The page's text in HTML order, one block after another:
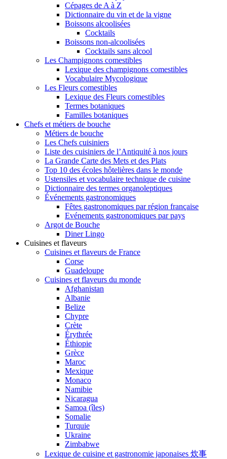
Cépages de A à Z
Dictionnaire du vin et de la vigne
Boissons alcoolisées
Cocktails
Boissons non-alcoolisées
Cocktails sans alcool
Les Champignons comestibles
Lexique des champignons comestibles
Vocabulaire Mycologique
Les Fleurs comestibles
Lexique des Fleurs comestibles
Termes botaniques
Familles botaniques
Chefs et métiers de bouche
Métiers de bouche
Les Chefs cuisiniers
Liste des cuisiniers de l’Antiquité à nos jours
La Grande Carte des Mets et des Plats
Top 10 des écoles hôtelières dans le monde
Ustensiles et vocabulaire technique de cuisine
Dictionnaire des termes organoleptiques
Événements gastronomiques
Fêtes gastronomiques par région française
Evénements gastronomiques par pays
Argot de Bouche
Diner Lingo
Cuisines et flaveurs
Cuisines et flaveurs de France
Corse
Guadeloupe
Cuisines et flaveurs du monde
Afghanistan
Albanie
Belize
Chypre
Crète
Érythrée
Éthiopie
Grèce
Maroc
Mexique
Monaco
Namibie
Nicaragua
Samoa (îles)
Somalie
Turquie
Ukraine
Zimbabwe
Lexique de cuisine et gastronomie japonaises 炊事